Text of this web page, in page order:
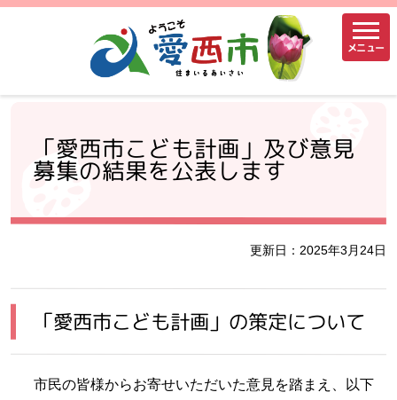
メニュー
「愛西市こども計画」及び意見
募集の結果を公表します
更新日：2025年3月24日
「愛西市こども計画」の策定について
市民の皆様からお寄せいただいた意見を踏まえ、以下